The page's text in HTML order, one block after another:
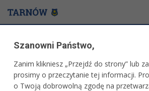
Ogólnopolski Turniej Klasyfikacyjny skrzatek i skrzatów.
WARTO ZOBACZYĆ
Szanowni Państwo,
Zanim klikniesz „Przejdź do strony” lub
prosimy o przeczytanie tej informacji.
o Twoją dobrowolną zgodę na